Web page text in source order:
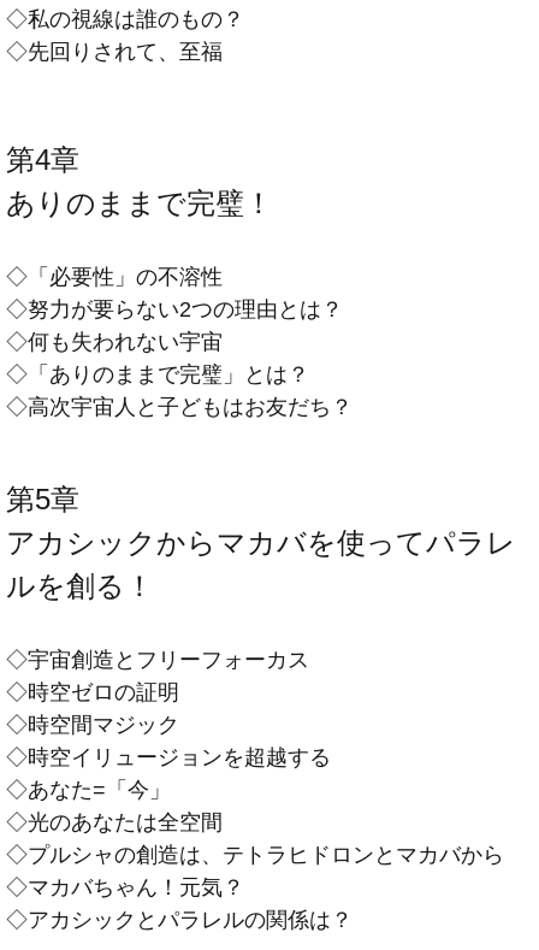
◇私の視線は誰のもの？
◇先回りされて、至福
第4章
ありのままで完璧！
◇「必要性」の不溶性
◇努力が要らない2つの理由とは？
◇何も失われない宇宙
◇「ありのままで完璧」とは？
◇高次宇宙人と子どもはお友だち？
第5章
アカシックからマカバを使ってパラレ
ルを創る！
◇宇宙創造とフリーフォーカス
◇時空ゼロの証明
◇時空間マジック
◇時空イリュージョンを超越する
◇あなた=「今」
◇光のあなたは全空間
◇プルシャの創造は、テトラヒドロンとマカバから
◇マカバちゃん！元気？
◇アカシックとパラレルの関係は？